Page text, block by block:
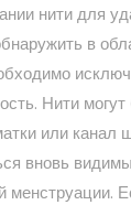
нити для
в
Нити
или канал
вновь
менструации.